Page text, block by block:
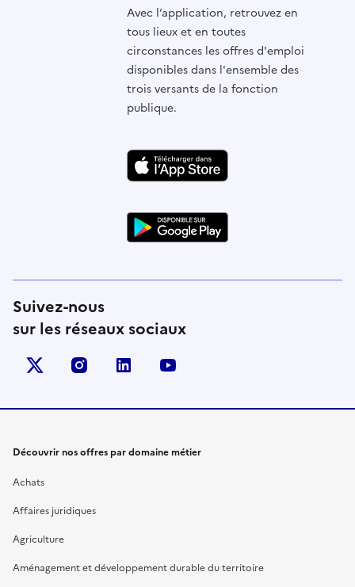
Avec l’application, retrouvez en
tous lieux et en toutes
circonstances les offres d'emploi
disponibles dans l'ensemble des
trois versants de la fonction
publique.
Suivez-nous
sur les réseaux sociaux
X (anciennement Twitter)
instagramlinkedin
Découvrir nos offres par domaine métier
Achats
Affaires juridiques
Agriculture
Aménagement et développement durable du territoire